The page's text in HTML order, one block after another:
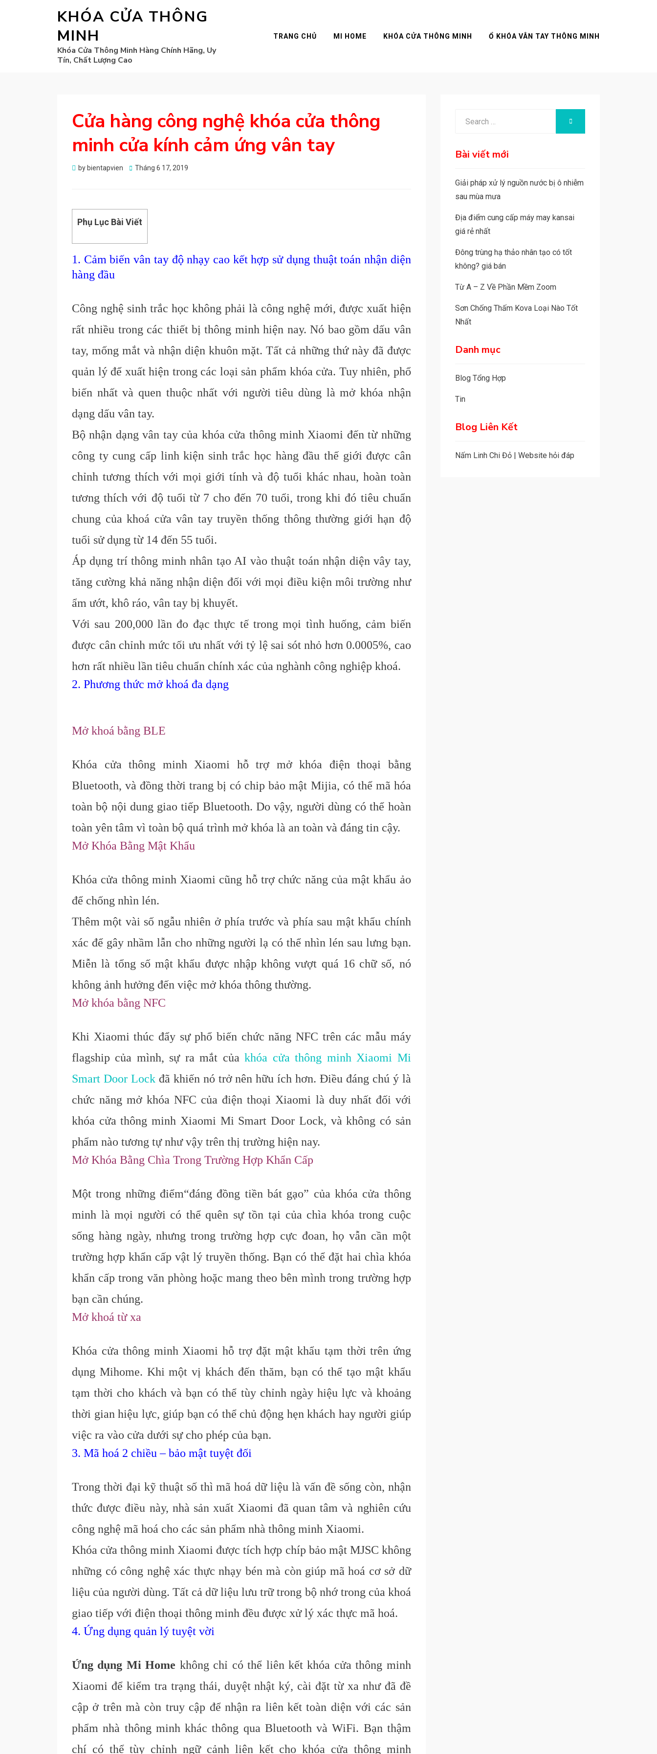
KHÓA CỬA THÔNG
MINH
Khóa Cửa Thông Minh Hàng Chính Hãng, Uy
Tín, Chất Lượng Cao
TRANG CHỦ MI HOME KHÓA CỬA THÔNG MINH Ổ KHÓA VÂN TAY THÔNG MINH
Cửa hàng công nghệ khóa cửa thông
minh cửa kính cảm ứng vân tay
by bientapvien
Posted
Tháng 6 17, 2019
Phụ Lục Bài Viết
1. Cảm biến vân tay độ nhạy cao kết hợp sử dụng thuật toán nhận diện
hàng đầu
Công nghệ sinh trắc học không phải là công nghệ mới, được xuất hiện
rất nhiều trong các thiết bị thông minh hiện nay. Nó bao gồm dấu vân
tay, mống mắt và nhận diện khuôn mặt. Tất cả những thứ này đã được
quản lý để xuất hiện trong các loại sản phẩm khóa cửa. Tuy nhiên, phổ
biến nhất và quen thuộc nhất với người tiêu dùng là mở khóa nhận
dạng dấu vân tay.
Bộ nhận dạng vân tay của khóa cửa thông minh Xiaomi đến từ những
công ty cung cấp linh kiện sinh trắc học hàng đầu thế giới được cân
chỉnh tương thích với mọi giới tính và độ tuổi khác nhau, hoàn toàn
tương thích với độ tuổi từ 7 cho đến 70 tuổi, trong khi đó tiêu chuẩn
chung của khoá cửa vân tay truyền thống thông thường giới hạn độ
tuổi sử dụng từ 14 đến 55 tuổi.
Áp dụng trí thông minh nhân tạo AI vào thuật toán nhận diện vây tay,
tăng cường khả năng nhận diện đối với mọi điều kiện môi trường như
ẩm ướt, khô ráo, vân tay bị khuyết.
Với sau 200,000 lần đo đạc thực tế trong mọi tình huống, cảm biến
được cân chỉnh mức tối ưu nhất với tỷ lệ sai sót nhỏ hơn 0.0005%, cao
hơn rất nhiều lần tiêu chuẩn chính xác của nghành công nghiệp khoá.
2. Phương thức mở khoá đa dạng
Mở khoá bằng BLE
Khóa cửa thông minh Xiaomi hỗ trợ mở khóa điện thoại bằng
Bluetooth, và đồng thời trang bị có chip bảo mật Mijia, có thể mã hóa
toàn bộ nội dung giao tiếp Bluetooth. Do vậy, người dùng có thể hoàn
toàn yên tâm vì toàn bộ quá trình mở khóa là an toàn và đáng tin cậy.
Mở Khóa Bằng Mật Khẩu
Khóa cửa thông minh Xiaomi cũng hỗ trợ chức năng của mật khẩu ảo
để chống nhìn lén.
Thêm một vài số ngẫu nhiên ở phía trước và phía sau mật khẩu chính
xác để gây nhầm lẫn cho những người lạ có thể nhìn lén sau lưng bạn.
Miễn là tổng số mật khẩu được nhập không vượt quá 16 chữ số, nó
không ảnh hưởng đến việc mở khóa thông thường.
Mở khóa bằng NFC
Khi Xiaomi thúc đẩy sự phổ biến chức năng NFC trên các mẫu máy
flagship của mình, sự ra mắt củakhóa cửa thông minh Xiaomi Mi
Smart Door Lockđã khiến nó trở nên hữu ích hơn. Điều đáng chú ý là
chức năng mở khóa NFC của điện thoại Xiaomi là duy nhất đối với
khóa cửa thông minh Xiaomi Mi Smart Door Lock, và không có sản
phẩm nào tương tự như vậy trên thị trường hiện nay.
Mở Khóa Bằng Chìa Trong Trường Hợp Khẩn Cấp
Một trong những điểm“đáng đồng tiền bát gạo” của khóa cửa thông
minh là mọi người có thể quên sự tồn tại của chìa khóa trong cuộc
sống hàng ngày, nhưng trong trường hợp cực đoan, họ vẫn cần một
trường hợp khẩn cấp vật lý truyền thống. Bạn có thể đặt hai chìa khóa
khẩn cấp trong văn phòng hoặc mang theo bên mình trong trường hợp
bạn cần chúng.
Mở khoá từ xa
Khóa cửa thông minh Xiaomi hỗ trợ đặt mật khẩu tạm thời trên ứng
dụng Mihome. Khi một vị khách đến thăm, bạn có thể tạo mật khẩu
tạm thời cho khách và bạn có thể tùy chỉnh ngày hiệu lực và khoảng
thời gian hiệu lực, giúp bạn có thể chủ động hẹn khách hay người giúp
việc ra vào cửa dưới sự cho phép của bạn.
3. Mã hoá 2 chiều – bảo mật tuyệt đối
Trong thời đại kỹ thuật số thì mã hoá dữ liệu là vấn đề sống còn, nhận
thức được điều này, nhà sản xuất Xiaomi đã quan tâm và nghiên cứu
công nghệ mã hoá cho các sản phẩm nhà thông minh Xiaomi.
Khóa cửa thông minh Xiaomi được tích hợp chíp bảo mật MJSC không
những có công nghệ xác thực nhạy bén mà còn giúp mã hoá cơ sở dữ
liệu của người dùng. Tất cả dữ liệu lưu trữ trong bộ nhớ trong của khoá
giao tiếp với điện thoại thông minh đều được xử lý xác thực mã hoá.
4. Ứng dụng quản lý tuyệt vời
Ứng dụng Mi Home không chỉ có thể liên kết khóa cửa thông minh
Xiaomi để kiểm tra trạng thái, duyệt nhật ký, cài đặt từ xa như đã đề
cập ở trên mà còn truy cập để nhận ra liên kết toàn diện với các sản
phẩm nhà thông minh khác thông qua Bluetooth và WiFi. Bạn thậm
chí có thể tùy chỉnh ngữ cảnh liên kết cho khóa cửa thông minh
SEARCH
Bài viết mới
Giải pháp xử lý nguồn nước bị ô nhiễm
sau mùa mưa
Địa điểm cung cấp máy may kansai
giá rẻ nhất
Đông trùng hạ thảo nhân tạo có tốt
không? giá bán
Từ A – Z Về Phần Mềm Zoom
Sơn Chống Thấm Kova Loại Nào Tốt
Nhất
Danh mục
Blog Tổng Hợp
Tin
Blog Liên Kết
Nấm Linh Chi Đỏ| Website hỏi đáp